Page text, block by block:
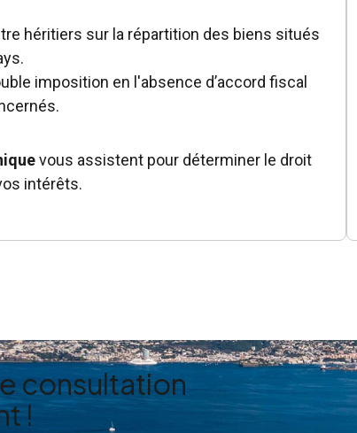
héritiers sur la répartition des biens situés
imposition en l'absence d’accord fiscal
vous assistent pour déterminer le droit
intérêts.
consultation
!